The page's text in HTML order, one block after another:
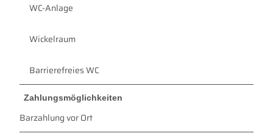
WC-Anlage
Wickelraum
Barrierefreies WC
Zahlungsmöglichkeiten
Barzahlung vor Ort